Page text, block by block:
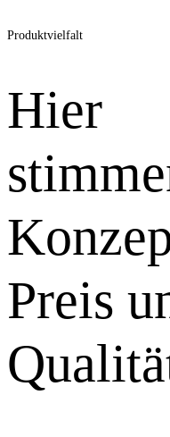
Bäder
Produktvielfalt
Hier
Preis